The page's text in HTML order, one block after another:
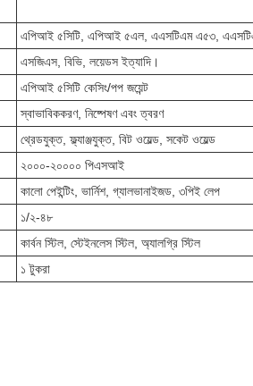
এপিআই ৫সিটি, এপিআই ৫এল, এএসটিএম এ৫৩,
এসজিএস, বিভি, লয়েডস ইত্যাদি।
এপিআই ৫সিটি কেসিং/পপ জয়েন্ট
স্বাভাবিককরণ, নিষ্পেষণ এবং ত্বরণ
থ্রেডযুক্ত, ফ্ল্যাঞ্জযুক্ত, বিট ওয়েল্ড, সকেট ওয়েল্ড
২০০০-২০০০০ পিএসআই
কালো পেইন্টিং, ভার্নিশ, গ্যালভানাইজড, ৩পিই লেপ
১/২-৪৮
কার্বন স্টিল, স্টেইনলেস স্টিল, অ্যালগ্রি স্টিল
১ টুকরা